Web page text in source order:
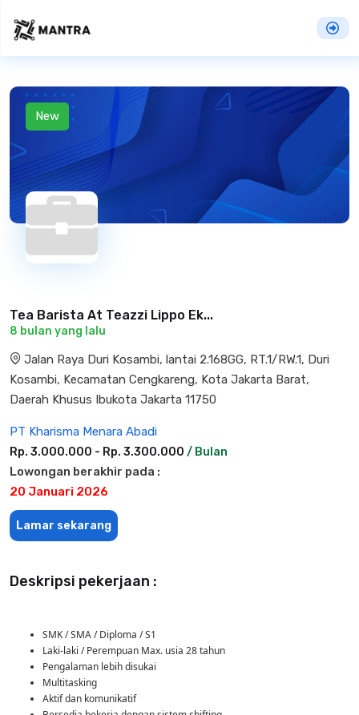
New
Tea Barista At Teazzi Lippo Ek...
8 bulan yang lalu
Jalan Raya Duri Kosambi, lantai 2.168GG, RT.1/RW.1, Duri
Kosambi, Kecamatan Cengkareng, Kota Jakarta Barat,
Daerah Khusus Ibukota Jakarta 11750
PT Kharisma Menara Abadi
Rp. 3.000.000 - Rp. 3.300.000 / Bulan
Lowongan berakhir pada :
20 Januari 2026
Lamar sekarang
Deskripsi pekerjaan :
SMK / SMA / Diploma / S1
Laki-laki / Perempuan Max. usia 28 tahun
Pengalaman lebih disukai
Multitasking
Aktif dan komunikatif